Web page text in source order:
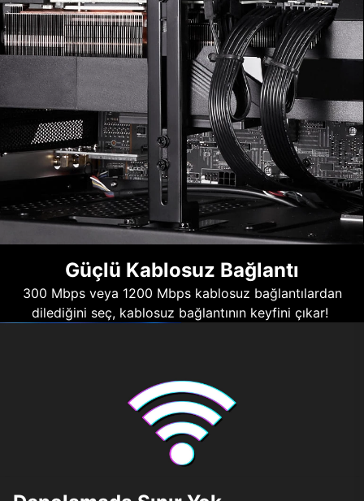
Güçlü Kablosuz Bağlantı
300 Mbps veya 1200 Mbps kablosuz bağlantılardan
dilediğini seç, kablosuz bağlantının keyfini çıkar!